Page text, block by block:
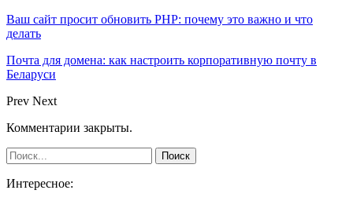
Ваш сайт просит обновить PHP: почему это важно и что
делать
Почта для домена: как настроить корпоративную почту в
Беларуси
Prev Next
Комментарии закрыты.
Интересное: